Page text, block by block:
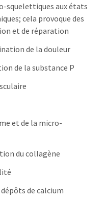
squelettiques aux états
cela provoque des
et de réparation
de la douleur
de la substance P
et de la micro-
du collagène
de calcium